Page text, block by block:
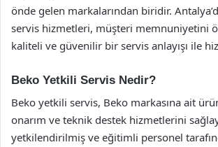
önde gelen markalarından biridir.
servis hizmetleri, müşteri memnuniyetini
kaliteli ve güvenilir bir servis anlayışı ile
Beko Yetkili Servis Nedir?
Beko yetkili servis, Beko markasına ait
onarım ve teknik destek hizmetlerini
yetkilendirilmiş ve eğitimli personel